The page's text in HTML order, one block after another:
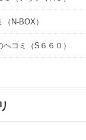
N-BOX）
コミ（S６６０）